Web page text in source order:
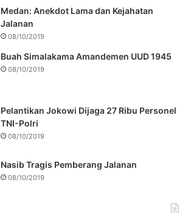
Medan: Anekdot Lama dan Kejahatan
Jalanan
08/10/2019
Buah Simalakama Amandemen UUD 1945
08/10/2019
Pelantikan Jokowi Dijaga 27 Ribu Personel
TNI-Polri
08/10/2019
Nasib Tragis Pemberang Jalanan
08/10/2019